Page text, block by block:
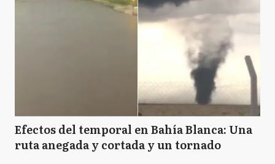
Efectos del temporal en Bahía Blanca: Una
ruta anegada y cortada y un tornado